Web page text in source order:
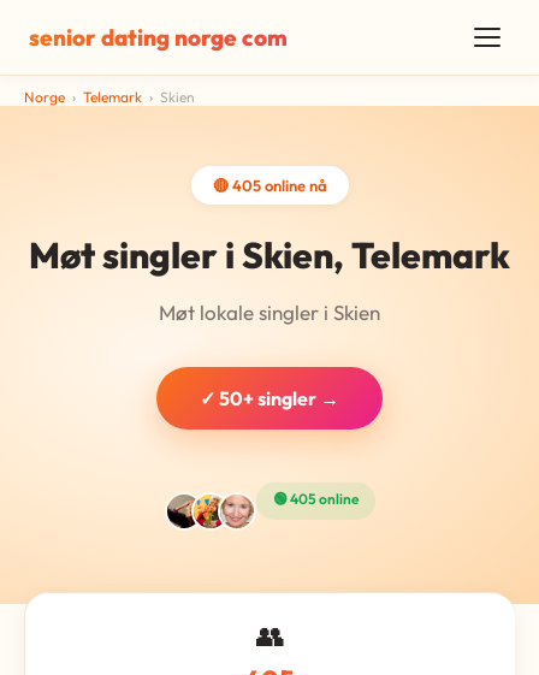
senior dating norge com
Norge › Telemark › Skien
🔴 405 online nå
Møt singler i Skien, Telemark
Møt lokale singler i Skien
✓ 50+ singler →
🟢 405 online
👥